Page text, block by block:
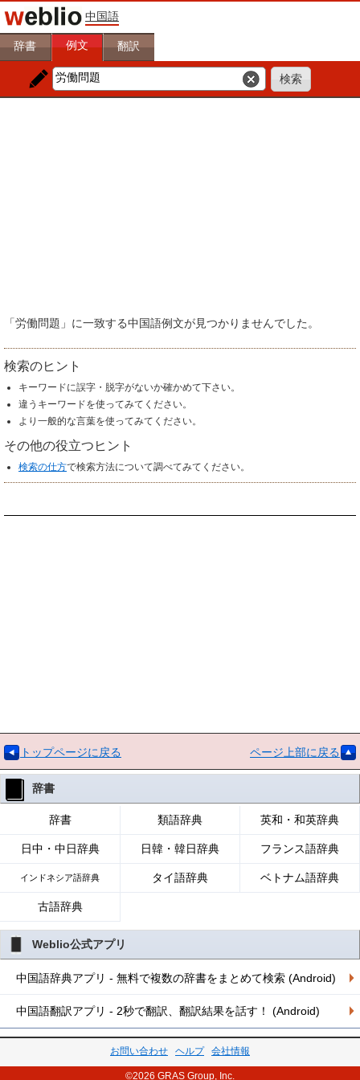
中国語
辞書 例文 翻訳
「労働問題」に一致する中国語例文が見つかりませんでした。
検索のヒント
キーワードに誤字・脱字がないか確かめて下さい。
違うキーワードを使ってみてください。
より一般的な言葉を使ってみてください。
その他の役立つヒント
検索の仕方で検索方法について調べてみてください。
トップページに戻る ページ上部に戻る
辞書
辞書 類語辞典 英和・和英辞典
日中・中日辞典 日韓・韓日辞典 フランス語辞典
インドネシア語辞典 タイ語辞典 ベトナム語辞典
古語辞典
Weblio公式アプリ
中国語辞典アプリ - 無料で複数の辞書をまとめて検索 (Android)
中国語翻訳アプリ - 2秒で翻訳、翻訳結果を話す！ (Android)
お問い合わせ ヘルプ 会社情報
©2026 GRAS Group, Inc.